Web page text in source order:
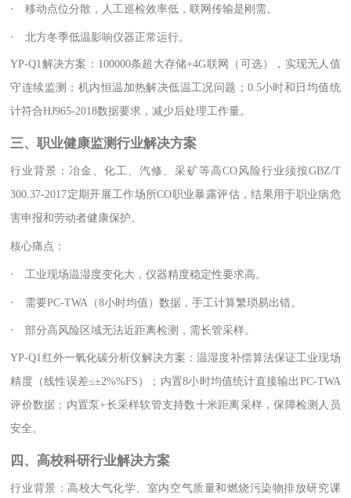
· 移动点位分散，人工巡检效率低，联网传输是刚需。
· 北方冬季低温影响仪器正常运行。
YP-Q1解决方案：100000条超大存储+4G联网（可选），实现无人值
守连续监测；机内恒温加热解决低温工况问题；0.5小时和日均值统
计符合HJ965-2018数据要求，减少后处理工作量。
三、职业健康监测行业解决方案
行业背景：冶金、化工、汽修、采矿等高CO风险行业须按GBZ/T
300.37-2017定期开展工作场所CO职业暴露评估，结果用于职业病危
害申报和劳动者健康保护。
核心痛点：
· 工业现场温湿度变化大，仪器精度稳定性要求高。
· 需要PC-TWA（8小时均值）数据，手工计算繁琐易出错。
· 部分高风险区域无法近距离检测，需长管采样。
YP-Q1红外一氧化碳分析仪解决方案：温湿度补偿算法保证工业现场
精度（线性误差≤±2%%FS）；内置8小时均值统计直接输出PC-TWA
评价数据；内置泵+长采样软管支持数十米距离采样，保障检测人员
安全。
四、高校科研行业解决方案
行业背景：高校大气化学、室内空气质量和燃烧污染物排放研究课